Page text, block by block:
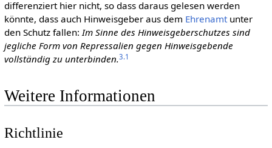
differenziert hier nicht, so dass daraus gelesen werden
könnte, dass auch Hinweisgeber aus dem Ehrenamtunter
den Schutz fallen:Im Sinne des Hinweisgeberschutzes sind
jegliche Form von Repressalien gegen Hinweisgebende
vollständig zu unterbinden.3.1
Weitere Informationen
Richtlinie